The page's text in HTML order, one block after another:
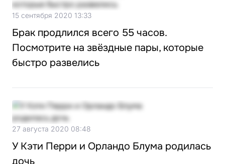
15 сентября 2020 13:33
Брак продлился всего 55 часов.
Посмотрите на звёздные пары, которые
быстро развелись
27 августа 2020 08:48
У Кэти Перри и Орландо Блума родилась
дочь